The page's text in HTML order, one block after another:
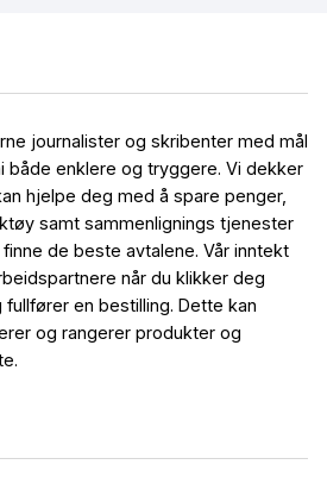
journalister og skribenter med mål
både enklere og tryggere. Vi dekker
hjelpe deg med å spare penger,
samt sammenlignings tjenester
de beste avtalene. Vår inntekt
når du klikker deg
en bestilling. Dette kan
og rangerer produkter og